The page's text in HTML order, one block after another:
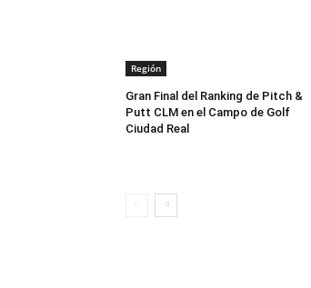
Región
Gran Final del Ranking de Pitch &
Putt CLM en el Campo de Golf
Ciudad Real